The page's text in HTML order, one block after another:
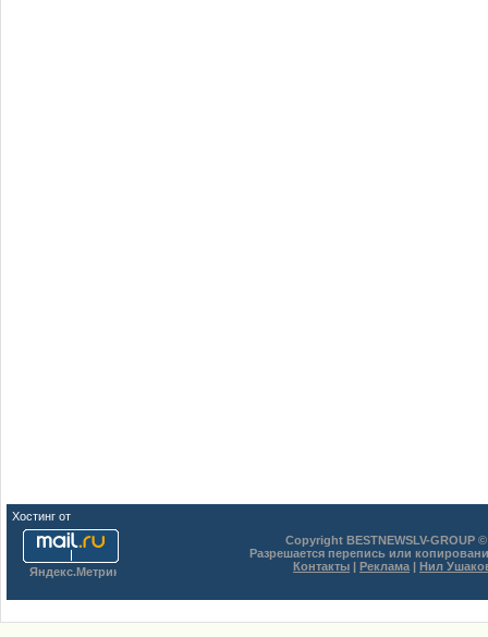
Хостинг от
Copyright BESTNEWSLV-GROUP
Разрешается перепись или
Контакты | Реклама | Нил